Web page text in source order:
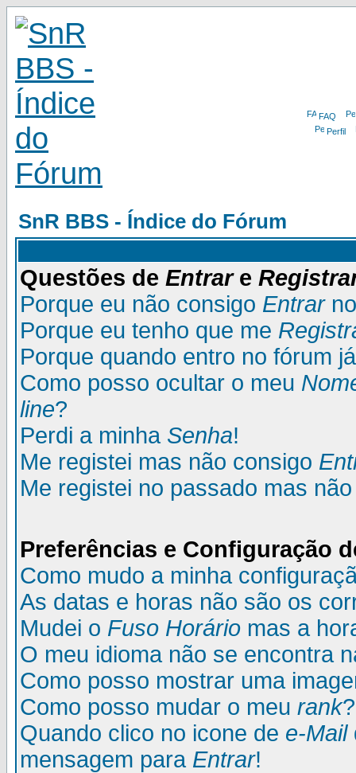
FAQ
Perfil
SnR BBS - Índice do Fórum
Questões de Entrare
Porque eu não consigo Entrar
Porque eu tenho que me
Porque quando entro no fórum
Como posso ocultar o meu
line?
Perdi a minha Senha!
Me registei mas não consigo
Me registei no passado mas
Preferências e Configuração
Como mudo a minha
As datas e horas não são os
Mudei o Fuso Horário mas a
O meu idioma não se encontra
Como posso mostrar uma
Como posso mudar o meu rank?
Quando clico no icone de e-Mail
mensagem para Entrar!